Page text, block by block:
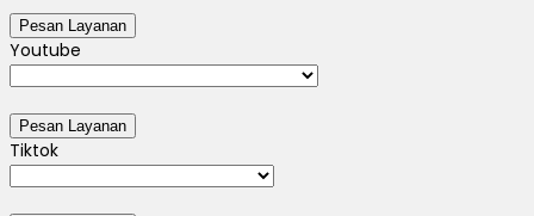
Youtube
Tiktok